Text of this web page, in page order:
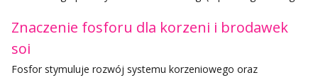
Znaczenie fosforu dla korzeni i brodawek
soi
Fosfor stymuluje rozwój systemu korzeniowego oraz